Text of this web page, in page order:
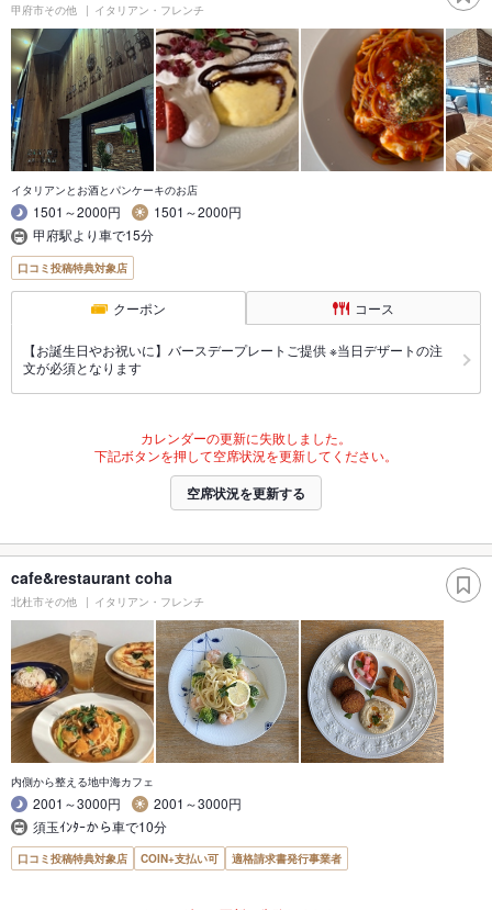
甲府市その他 イタリアン・フレンチ
イタリアンとお酒とパンケーキのお店
1501～2000円
1501～2000円
甲府駅より車で15分
口コミ投稿特典対象店
クーポン コース
【お誕生日やお祝いに】バースデープレートご提供 ※当日デザートの注
文が必須となります
カレンダーの更新に失敗しました。
下記ボタンを押して空席状況を更新してください。
空席状況を更新する
cafe&restaurant coha
北杜市その他 イタリアン・フレンチ
内側から整える地中海カフェ
2001～3000円
2001～3000円
須玉ｲﾝﾀｰから車で10分
口コミ投稿特典対象店 COIN+支払い可 適格請求書発行事業者